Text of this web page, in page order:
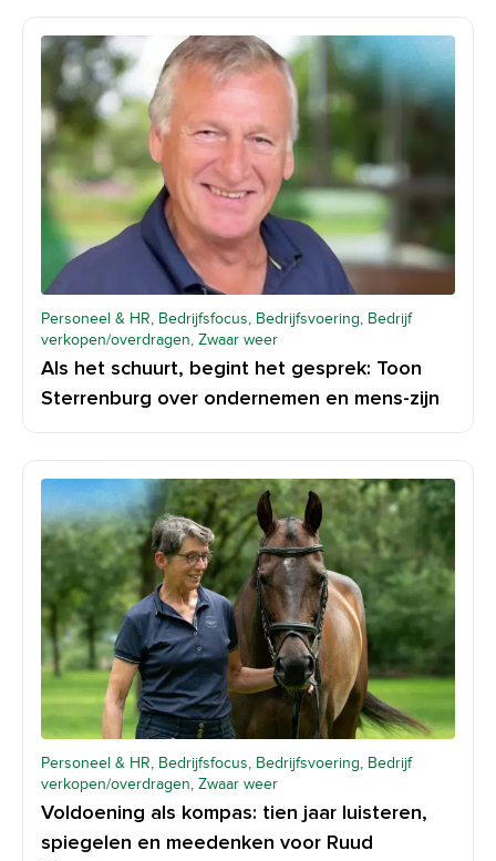
Personeel & HR, Bedrijfsfocus, Bedrijfsvoering, Bedrijf
verkopen/overdragen, Zwaar weer
Als het schuurt, begint het gesprek: Toon
Sterrenburg over ondernemen en mens-zijn
Personeel & HR, Bedrijfsfocus, Bedrijfsvoering, Bedrijf
verkopen/overdragen, Zwaar weer
Voldoening als kompas: tien jaar luisteren,
spiegelen en meedenken voor Ruud